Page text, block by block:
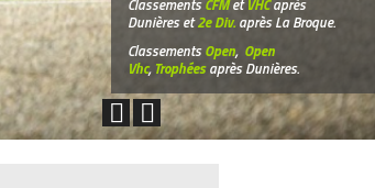
ClassementsCFMetVHCaprès
Dunières et2e Div. après La Broque.
ClassementsOpen, Open
Vhc, Trophéesaprès Dunières.